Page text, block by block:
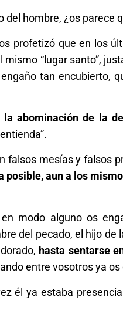
del hombre, ¿os parece
profetizó que en los
“lugar santo”,
tan encubierto,
la abominación de la
falsos mesías y falsos
posible, aun a los
modo alguno os
del pecado, el hijo de
hasta sentarse
entre vosotros ya os
él ya estaba